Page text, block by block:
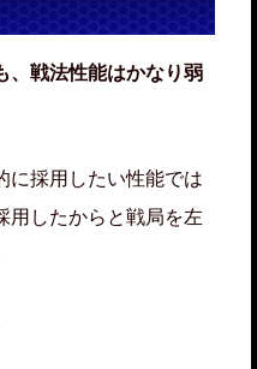
戦法性能はかなり弱
採用したい性能では
用したからと戦局を左